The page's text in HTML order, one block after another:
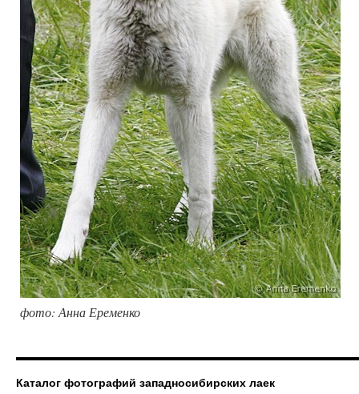
фото: Анна Еременко
Каталог фотографий западносибирских лаек